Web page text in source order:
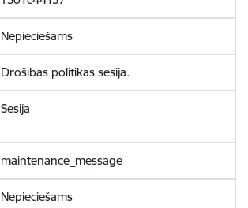
Nepieciešams
Drošības politikas sesija.
Sesija
maintenance_message
Nepieciešams